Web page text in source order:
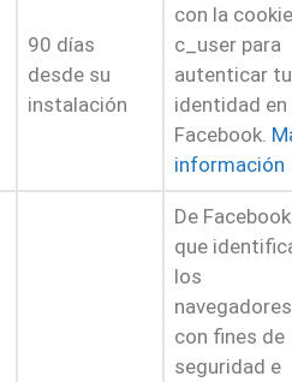
90 días
desde su
instalación
con la cookie
c_user para
autenticar tu
identidad en
Facebook.
información
De Facebook
que
los
navegadores
con fines de
seguridad e